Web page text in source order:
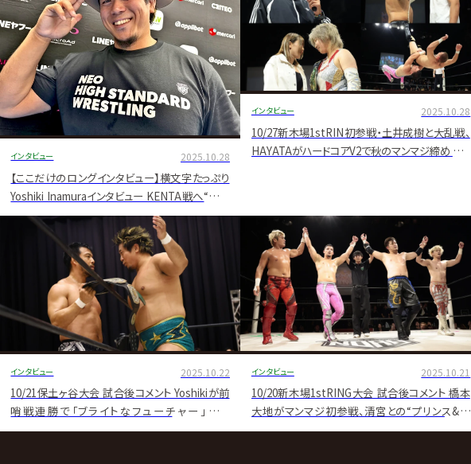
インタビュー 2025.10.28
【ここだけのロングインタビュー】横文字たっぷり
Yoshiki Inamuraインタビュー KENTA戦へ“感謝
の完全粉砕"宣言 OZAWA､清宮にも言及【11.8
後楽園ホール】
インタビュー 2025.10.28
10/27新木場1stRIN初参戦・土井成樹と大乱戦、
HAYATAがハードコアV2で秋のマンマジ締め タイ
インタビュー 2025.10.22
10/21保土ヶ谷大会 試合後コメント Yoshikiが前
哨戦連勝で「ブライトなフューチャー」公約
KENTAも「吹き替え口調」で応戦
インタビュー 2025.10.21
10/20新木場1stRING大会 試合後コメント 橋本
大地がマンマジ初参戦、清宮との“プリンス&王
子”コンビ実現 拳王と猛烈“蹴撃”戦